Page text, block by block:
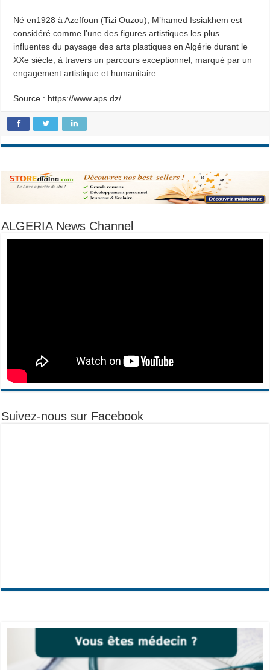
Né en1928 à Azeffoun (Tizi Ouzou), M’hamed Issiakhem est
considéré comme l’une des figures artistiques les plus
influentes du paysage des arts plastiques en Algérie durant le
XXe siècle, à travers un parcours exceptionnel, marqué par un
engagement artistique et humanitaire.
Source : https://www.aps.dz/
ALGERIA News Channel
Suivez-nous sur Facebook